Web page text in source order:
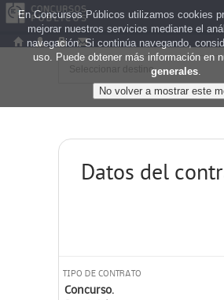
Datos del
TIPO DE CONTRATO
Concurso.
En Concursos Públicos utilizamos cookies
mejorar nuestros servicios mediante el
navegación. Si continúa navegando,
uso. Puede obtener más información en
generales.